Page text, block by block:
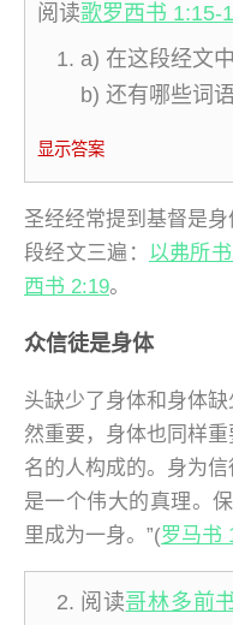
阅读歌罗西书 1:15-
a) 在这段经文
b) 还有哪些词
显示答案
圣经经常提到基督是
段经文三遍：
以弗所
西书 2:19。
众信徒是身体
头缺少了身体和身体
然重要，身体也同样
名的人构成的。身为
是一个伟大的真理。
里成为一身。”(罗马书
阅读哥林多前